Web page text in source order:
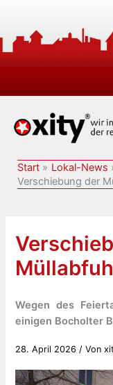
springen
Start Lokal-News
Verschiebung der
Wegen des
einigen Bocholter
28. April 2026 / Von